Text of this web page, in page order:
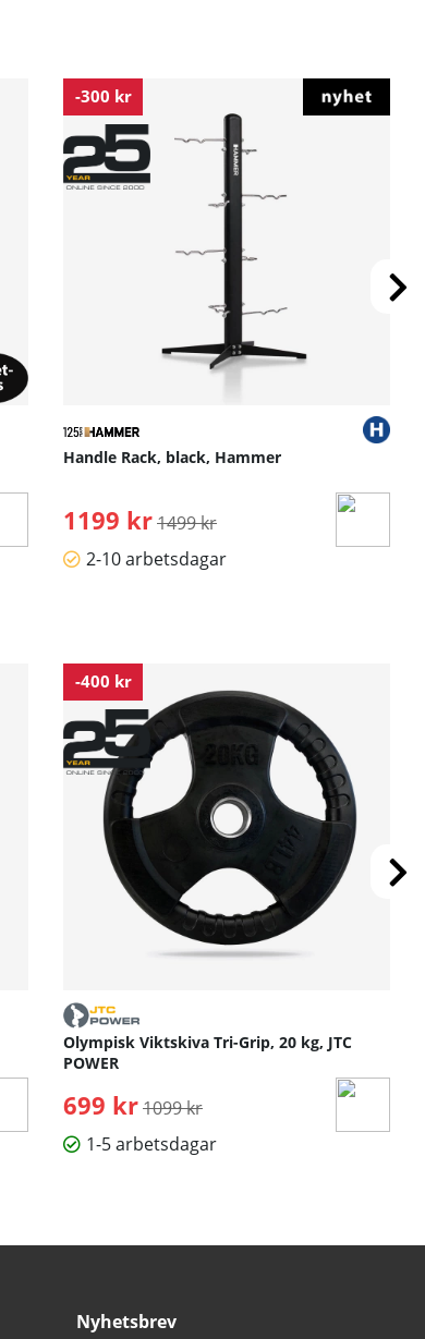
-300 kr
Handle Rack, black, Hammer
1199 kr Ordinarie pris:
1499 kr
2-10 arbetsdagar
-400 kr
Olympisk Viktskiva Tri-Grip, 20 kg, JTC
POWER
699 kr Ordinarie pris:
1099 kr
1-5 arbetsdagar
Nyhetsbrev